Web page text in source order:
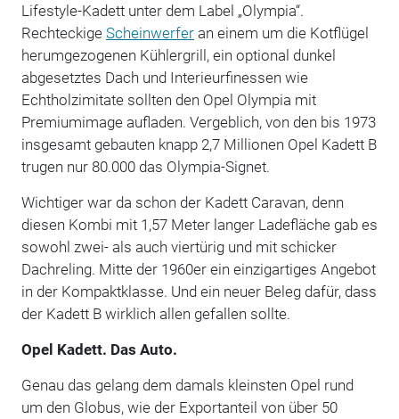
Lifestyle-Kadett unter dem Label „Olympia“.
Rechteckige Scheinwerferan einem um die Kotflügel
herumgezogenen Kühlergrill, ein optional dunkel
abgesetztes Dach und Interieurfinessen wie
Echtholzimitate sollten den Opel Olympia mit
Premiumimage aufladen. Vergeblich, von den bis 1973
insgesamt gebauten knapp 2,7 Millionen Opel Kadett B
trugen nur 80.000 das Olympia-Signet.
Wichtiger war da schon der Kadett Caravan, denn
diesen Kombi mit 1,57 Meter langer Ladefläche gab es
sowohl zwei- als auch viertürig und mit schicker
Dachreling. Mitte der 1960er ein einzigartiges Angebot
in der Kompaktklasse. Und ein neuer Beleg dafür, dass
der Kadett B wirklich allen gefallen sollte.
Opel Kadett. Das Auto.
Genau das gelang dem damals kleinsten Opel rund
um den Globus, wie der Exportanteil von über 50